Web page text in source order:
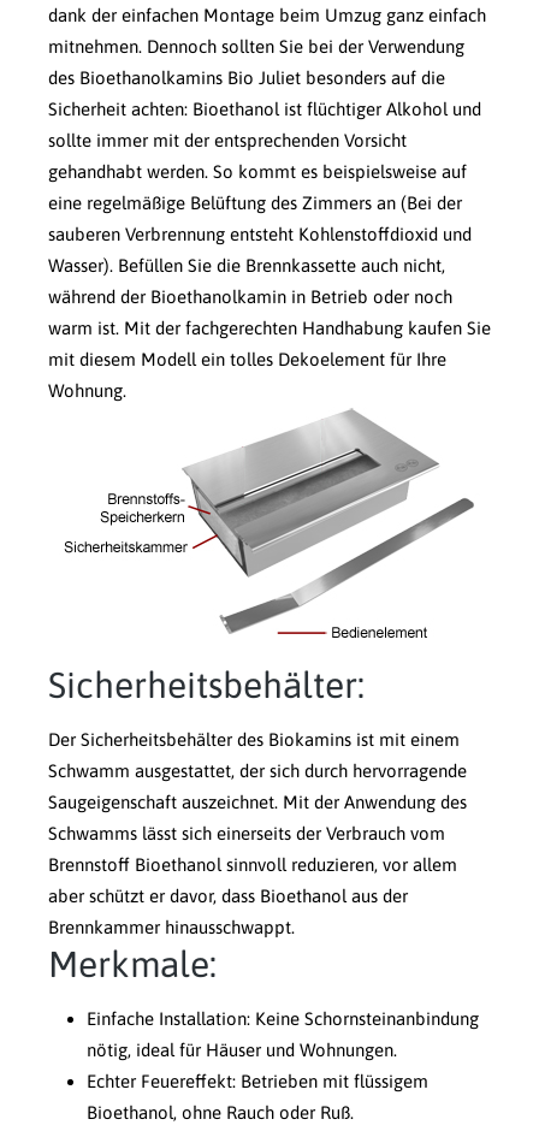
dank der einfachen Montage beim Umzug ganz einfach
mitnehmen. Dennoch sollten Sie bei der Verwendung
des Bioethanolkamins Bio Juliet besonders auf die
Sicherheit achten: Bioethanol ist flüchtiger Alkohol und
sollte immer mit der entsprechenden Vorsicht
gehandhabt werden. So kommt es beispielsweise auf
eine regelmäßige Belüftung des Zimmers an (Bei der
sauberen Verbrennung entsteht Kohlenstoffdioxid und
Wasser). Befüllen Sie die Brennkassette auch nicht,
während der Bioethanolkamin in Betrieb oder noch
warm ist. Mit der fachgerechten Handhabung kaufen Sie
mit diesem Modell ein tolles Dekoelement für Ihre
Wohnung.
Sicherheitsbehälter:
Der Sicherheitsbehälter des Biokamins ist mit einem
Schwamm ausgestattet, der sich durch hervorragende
Saugeigenschaft auszeichnet. Mit der Anwendung des
Schwamms lässt sich einerseits der Verbrauch vom
Brennstoff Bioethanol sinnvoll reduzieren, vor allem
aber schützt er davor, dass Bioethanol aus der
Brennkammer hinausschwappt.
Merkmale:
Einfache Installation: Keine Schornsteinanbindung
nötig, ideal für Häuser und Wohnungen.
Echter Feuereffekt: Betrieben mit flüssigem
Bioethanol, ohne Rauch oder Ruß.